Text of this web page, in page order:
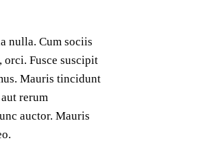
nulla. Cum sociis
orci. Fusce suscipit
Mauris tincidunt
rerum
auctor. Mauris